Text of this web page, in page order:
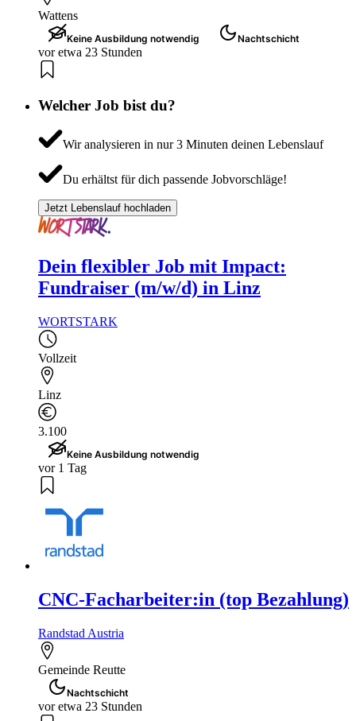
Wattens
Keine Ausbildung notwendig Nachtschicht
vor etwa 23 Stunden
Welcher Job bist du?
Wir analysieren in nur 3 Minuten deinen Lebenslauf
Du erhältst für dich passende Jobvorschläge!
Jetzt Lebenslauf hochladen
Dein flexibler Job mit Impact:
Fundraiser (m/w/d) in Linz
WORTSTARK
Vollzeit
Linz
3.100
Keine Ausbildung notwendig
vor 1 Tag
CNC-Facharbeiter:in (top Bezahlung)
Randstad Austria
Gemeinde Reutte
Nachtschicht
vor etwa 23 Stunden